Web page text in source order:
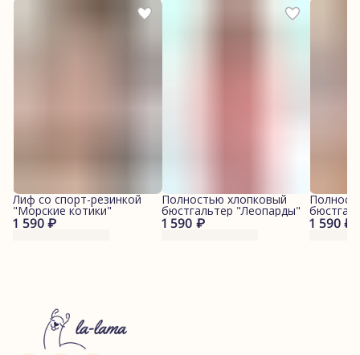
1 590 ₽
Лиф со спорт-резинкой
"Морские котики"
1 590 ₽
Полностью хлопковый
бюстгальтер "Леопарды"
1 590 ₽
котики"